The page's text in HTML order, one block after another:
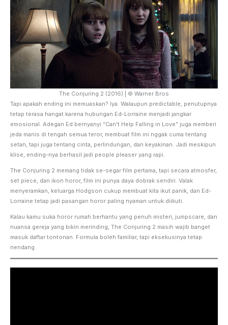
The Conjuring 2 (2016) | © Warner Bros
Tapi apakah ending ini memuaskan? Iya. Walaupun predictable, penutupnya
tetap terasa hangat karena hubungan Ed-Lorraine menjadi jangkar
emosional. Adegan Ed bernyanyi “Can’t Help Falling in Love” juga memberi
jeda manis di tengah semua teror, membuat film ini nggak cuma tentang
setan, tapi juga tentang cinta, perlindungan, dan keyakinan. Jadi meskipun
klise, ending-nya berhasil jadi people pleaser yang rapi.
The Conjuring 2 memang tidak se-segar film pertama, tapi secara atmosfer,
set piece, dan ikon horor, film ini punya daya dobrak sendiri. Valak
menyeramkan, keluarga Hodgson cukup membuat kita ikut panik, dan Ed-
Lorraine tetap jadi pasangan horor paling nyaman untuk diikuti.
Kalau kamu suka horor rumah berhantu yang penuh misteri, jumpscare, dan
nuansa gereja yang bikin merinding, The Conjuring 2 masih wajib banget
masuk daftar tontonan. Formula boleh familiar, tapi eksekusinya tetap
nendang.